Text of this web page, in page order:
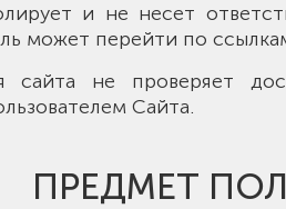
и не несет
может перейти по
сайта не проверяет
Сайта.
ПРЕДМЕТ